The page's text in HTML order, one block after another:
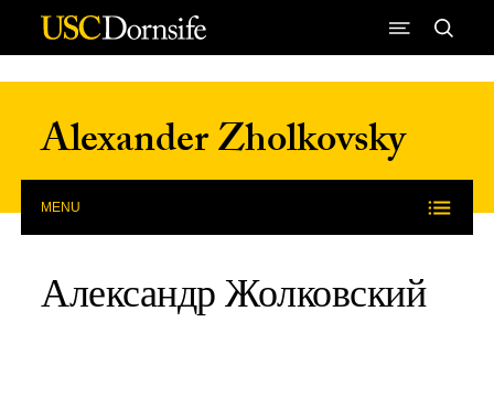
Skip to Content
Alexander Zholkovsky
MENU
Александр Жолковский